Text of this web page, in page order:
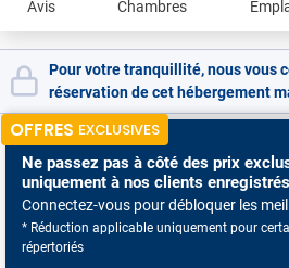
Avis Chambres
Pour votre tranquillité, nous vous
réservation de cet hébergement
OFFRES EXCLUSIVES
Ne passez pas à côté des prix
uniquement à nos clients
Connectez-vous pour débloquer les
* Réduction applicable uniquement pour
répertoriés